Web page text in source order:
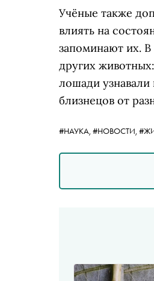
Учёные также
влиять на
запоминают их.
других
лошади
близнецов от
#НАУКА, #НОВОСТИ,